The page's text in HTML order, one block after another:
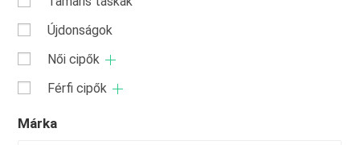
Újdonságok
Női cipők
Férfi cipők
Márka